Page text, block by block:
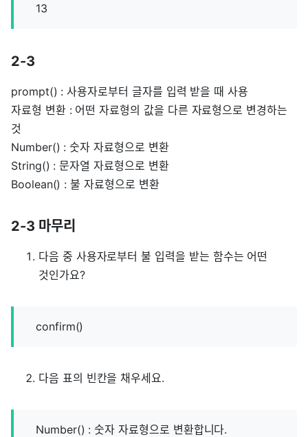
13
2-3
prompt() : 사용자로부터 글자를 입력 받을 때 사용
자료형 변환 : 어떤 자료형의 값을 다른 자료형으로 변경하는
것
Number() : 숫자 자료형으로 변환
String() : 문자열 자료형으로 변환
Boolean() : 불 자료형으로 변환
2-3 마무리
다음 중 사용자로부터 불 입력을 받는 함수는 어떤
것인가요?
confirm()
다음 표의 빈칸을 채우세요.
Number() : 숫자 자료형으로 변환합니다.